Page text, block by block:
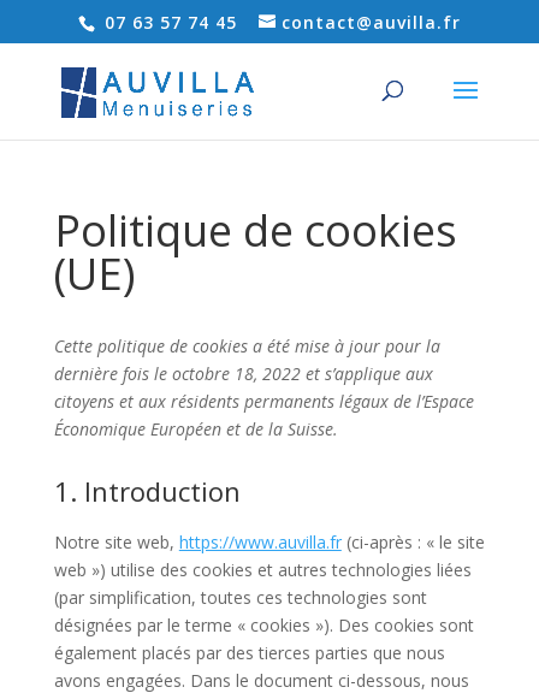
07 63 57 74 45 contact@auvilla.fr
Politique de cookies
(UE)
Cette politique de cookies a été mise à jour pour la
dernière fois le octobre 18, 2022 et s’applique aux
citoyens et aux résidents permanents légaux de l’Espace
Économique Européen et de la Suisse.
1. Introduction
Notre site web, https://www.auvilla.fr(ci-après : « le site
web ») utilise des cookies et autres technologies liées
(par simplification, toutes ces technologies sont
désignées par le terme « cookies »). Des cookies sont
également placés par des tierces parties que nous
avons engagées. Dans le document ci-dessous, nous